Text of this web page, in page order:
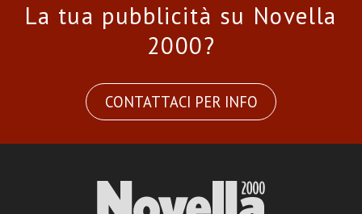
La tua pubblicità su Novella
2000?
CONTATTACI PER INFO